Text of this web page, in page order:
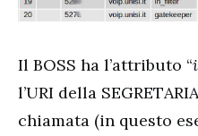
Il BOSS ha l’attributo “
l’URI della
chiamata (in questo